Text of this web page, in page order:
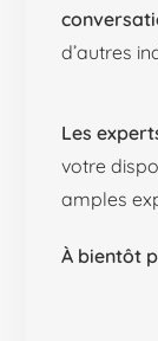
d’autres
Les
votre
amples
À bientôt